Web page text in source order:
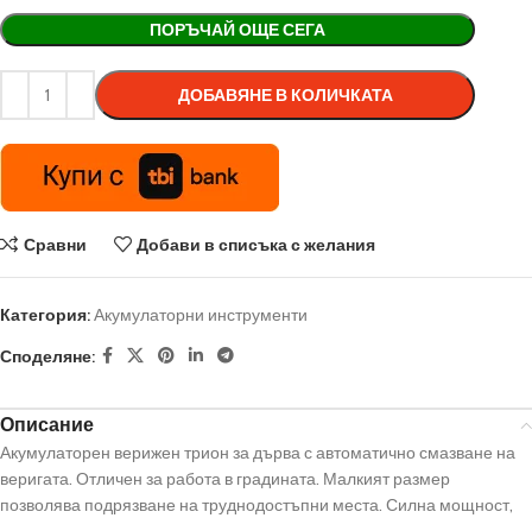
ПОРЪЧАЙ ОЩЕ СЕГА
ДОБАВЯНЕ В КОЛИЧКАТА
Alternative:
Сравни Добави в списъка с желания
Категория:Акумулаторни инструменти
Споделяне:
Описание
Акумулаторен верижен трион за дърва с автоматично смазване на
веригата. Отличен за работа в градината. Малкият размер
позволява подрязване на труднодостъпни места. Силна мощност,